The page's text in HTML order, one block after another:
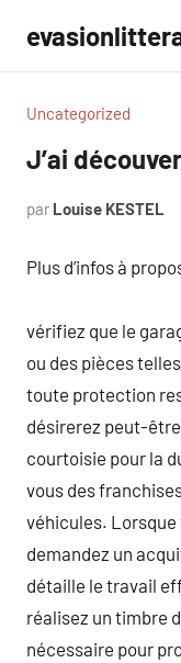
contenu
Uncategorized
J’ai
par Louise KESTEL
Plus d’infos à
vérifiez que le
ou des pièces
toute protection
désirerez peut-
courtoisie pour la
vous des
véhicules. Lorsque
demandez un
détaille le travail
réalisez un timbre
nécessaire pour